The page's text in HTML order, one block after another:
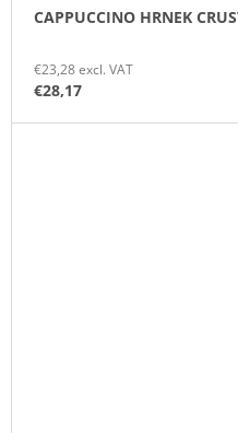
CAPPUCCINO HRNEK
€23,28 excl. VAT
€28,17